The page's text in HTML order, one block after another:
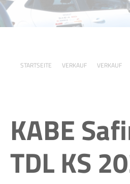
STARTSEITE VERKAUF VERKAUF
KABE
TDL KS